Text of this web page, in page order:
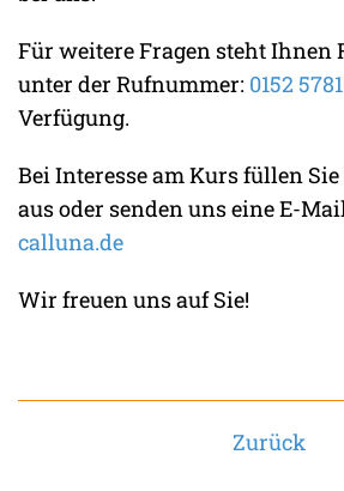
Für weitere Fragen steht Ihnen
unter der Rufnummer: 0152
Verfügung.
Bei Interesse am Kurs füllen
aus oder senden uns eine E-
calluna.de
Wir freuen uns auf Sie!
Zurück